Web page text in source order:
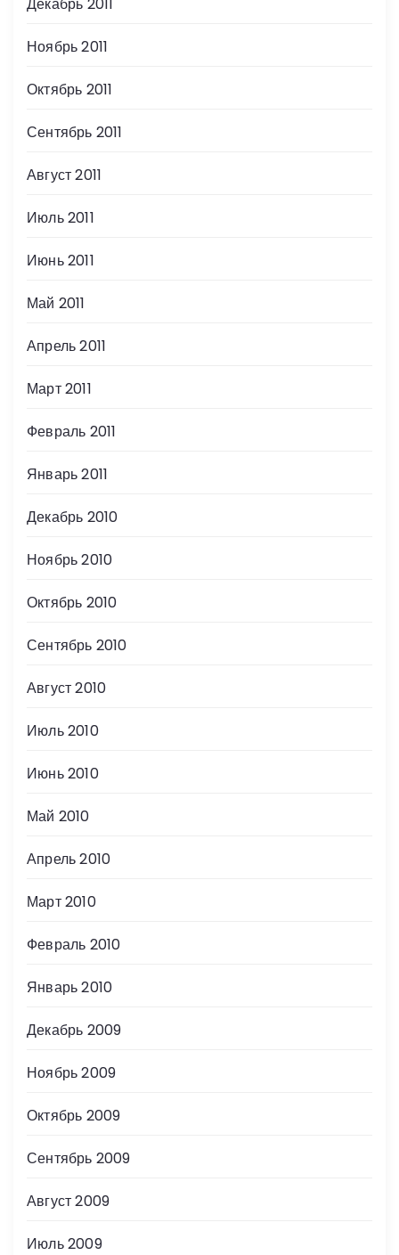
Ноябрь 2011
Октябрь 2011
Сентябрь 2011
Август 2011
Июль 2011
Июнь 2011
Май 2011
Апрель 2011
Март 2011
Февраль 2011
Январь 2011
Декабрь 2010
Ноябрь 2010
Октябрь 2010
Сентябрь 2010
Август 2010
Июль 2010
Июнь 2010
Май 2010
Апрель 2010
Март 2010
Февраль 2010
Январь 2010
Декабрь 2009
Ноябрь 2009
Октябрь 2009
Сентябрь 2009
Август 2009
Июль 2009